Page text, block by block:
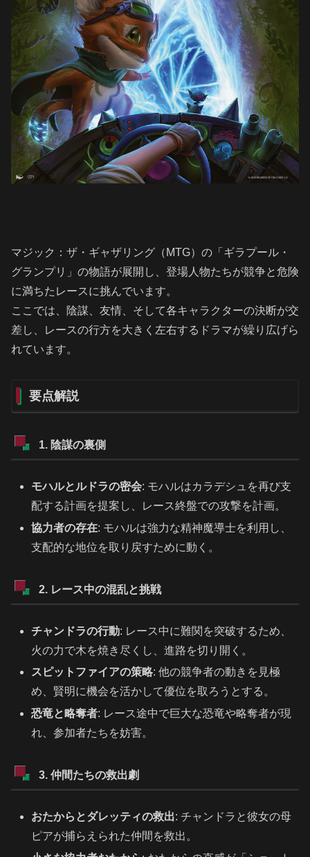
マジック：ザ・ギャザリング（MTG）の「ギラプール・
グランプリ」の物語が展開し、登場人物たちが競争と危険
に満ちたレースに挑んでいます。
ここでは、陰謀、友情、そして各キャラクターの決断が交
差し、レースの行方を大きく左右するドラマが繰り広げら
れています。
要点解説
1. 陰謀の裏側
モハルとルドラの密会: モハルはカラデシュを再び支
配する計画を提案し、レース終盤での攻撃を計画。
協力者の存在: モハルは強力な精神魔導士を利用し、
支配的な地位を取り戻すために動く。
2. レース中の混乱と挑戦
チャンドラの行動: レース中に難関を突破するため、
火の力で木を焼き尽くし、進路を切り開く。
スピットファイアの策略: 他の競争者の動きを見極
め、賢明に機会を活かして優位を取ろうとする。
恐竜と略奪者: レース途中で巨大な恐竜や略奪者が現
れ、参加者たちを妨害。
3. 仲間たちの救出劇
おたからとダレッティの救出: チャンドラと彼女の母
ピアが捕らえられた仲間を救出。